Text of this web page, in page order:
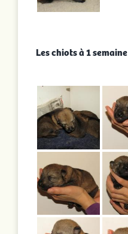
Les chiots à 1 semaine